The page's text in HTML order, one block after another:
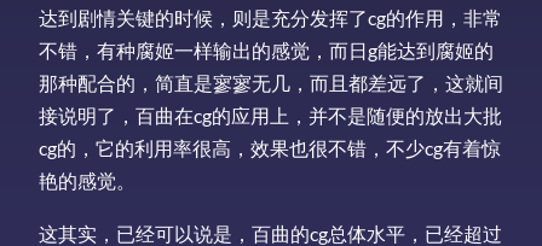
达到剧情关键的时候，则是充分发挥了cg的作用，非常
不错，有种腐姬一样输出的感觉，而日g能达到腐姬的
那种配合的，简直是寥寥无几，而且都差远了，这就间
接说明了，百曲在cg的应用上，并不是随便的放出大批
cg的，它的利用率很高，效果也很不错，不少cg有着惊
艳的感觉。
这其实，已经可以说是，百曲的cg总体水平，已经超过